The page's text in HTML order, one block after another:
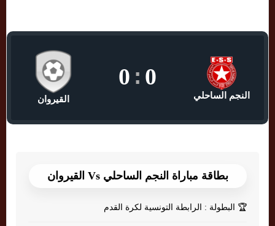
النجم الساحلي
0
:
0
القيروان
بطاقة مباراة النجم الساحلي Vs القيروان
🏆 البطولة : الرابطة التونسية لكرة القدم